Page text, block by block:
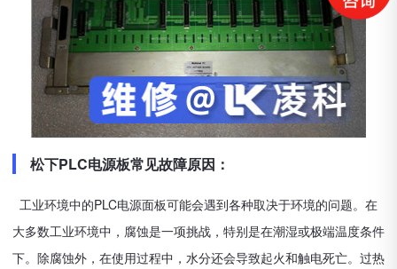
松下PLC电源板常见故障原因：
工业环境中的PLC电源面板可能会遇到各种取决于环境的问题。在
大多数工业环境中，腐蚀是一项挑战，特别是在潮湿或极端温度条件
下。除腐蚀外，在使用过程中，水分还会导致起火和触电死亡。过热